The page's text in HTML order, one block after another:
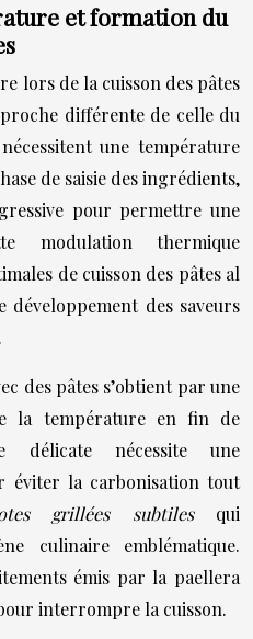
et formation du
lors de la cuisson des pâtes
différente de celle du
une température
de saisie des ingrédients,
pour permettre une
modulation thermique
de cuisson des pâtes al
des saveurs
des pâtes s’obtient par une
la température en fin de
délicate nécessite une
éviter la carbonisation tout
grillées subtiles qui
culinaire emblématique.
émis par la paellera
interrompre la cuisson.